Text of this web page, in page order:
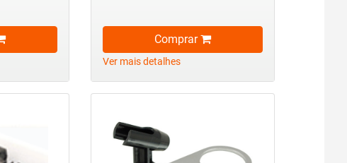
Comprar
Ver mais detalhes